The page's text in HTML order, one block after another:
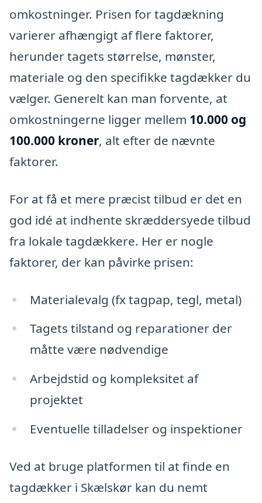
omkostninger. Prisen for tagdækning
varierer afhængigt af flere faktorer,
herunder tagets størrelse, mønster,
materiale og den specifikke tagdækker du
vælger. Generelt kan man forvente, at
omkostningerne ligger mellem 10.000 og
100.000 kroner, alt efter de nævnte
faktorer.
For at få et mere præcist tilbud er det en
god idé at indhente skræddersyede tilbud
fra lokale tagdækkere. Her er nogle
faktorer, der kan påvirke prisen:
Materialevalg (fx tagpap, tegl, metal)
Tagets tilstand og reparationer der
måtte være nødvendige
Arbejdstid og kompleksitet af
projektet
Eventuelle tilladelser og inspektioner
Ved at bruge platformen til at finde en
tagdækker i Skælskør kan du nemt